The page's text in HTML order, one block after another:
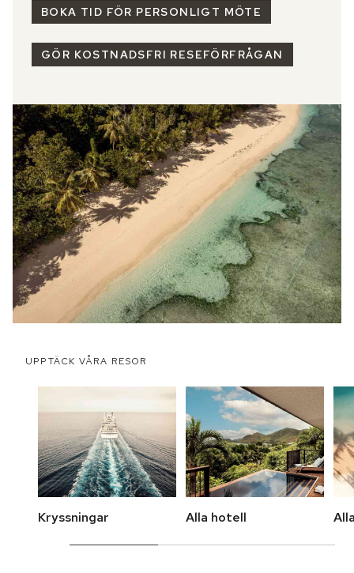
BOKA TID FÖR PERSONLIGT MÖTE
GÖR KOSTNADSFRI RESEFÖRFRÅGAN
UPPTÄCK VÅRA RESOR
Kryssningar Alla hotell